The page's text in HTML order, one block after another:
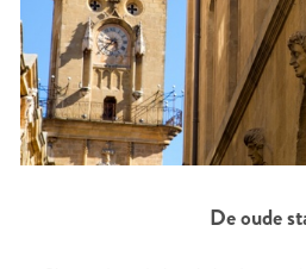
De oude